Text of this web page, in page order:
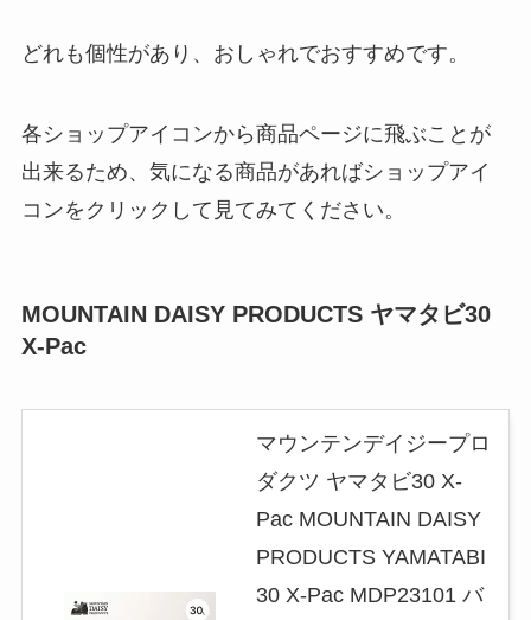
どれも個性があり、おしゃれでおすすめです。
各ショップアイコンから商品ページに飛ぶことが
出来るため、気になる商品があればショップアイ
コンをクリックして見てみてください。
MOUNTAIN DAISY PRODUCTS ヤマタビ30
X-Pac
マウンテンデイジープロ
ダクツ ヤマタビ30 X-
Pac MOUNTAIN DAISY
PRODUCTS YAMATABI
30 X-Pac MDP23101 バ